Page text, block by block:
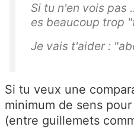
Si tu n'en vois pas
es beaucoup trop
Je vais t'aider :
Si tu veux une
minimum de sens
(entre guillemets